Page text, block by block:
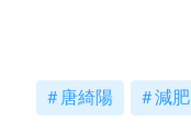
唐綺陽 減肥